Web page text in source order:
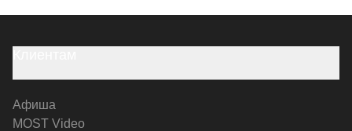
Афиша
MOST Video